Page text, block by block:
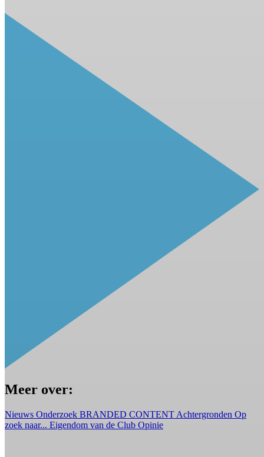
Meer over:
Nieuws Onderzoek BRANDED CONTENT Achtergronden Op
zoek naar... Eigendom van de Club Opinie